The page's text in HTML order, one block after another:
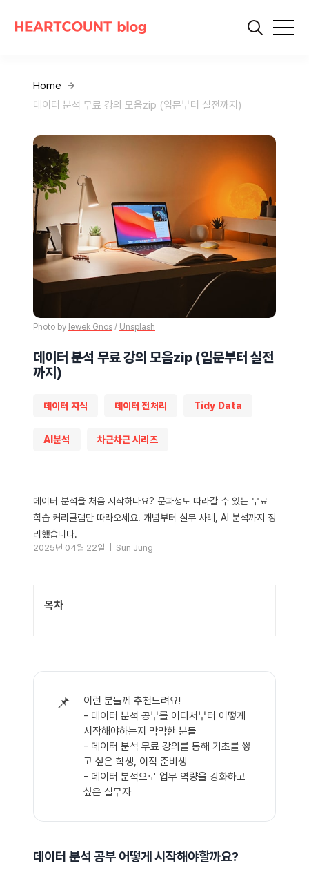
Home
데이터 분석 무료 강의 모음zip (입문부터 실전까지)
Photo by Iewek Gnos / Unsplash
데이터 분석 무료 강의 모음zip (입문부터 실전
까지)
데이터 지식 데이터 전처리 Tidy Data
AI분석 차근차근 시리즈
데이터 분석을 처음 시작하나요? 문과생도 따라갈 수 있는 무료
학습 커리큘럼만 따라오세요. 개념부터 실무 사례, AI 분석까지 정
리했습니다.
2025년 04월 22일 | Sun Jung
목차
📌
이런 분들께 추천드려요!
- 데이터 분석 공부를 어디서부터 어떻게
시작해야하는지 막막한 분들
- 데이터 분석 무료 강의를 통해 기초를 쌓
고 싶은 학생, 이직 준비생
- 데이터 분석으로 업무 역량을 강화하고
싶은 실무자
데이터 분석 공부 어떻게 시작해야할까요?